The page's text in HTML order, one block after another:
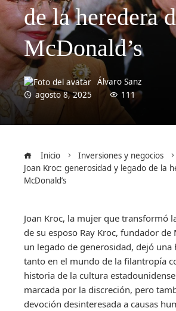
de la heredera
McDonald’s
Álvaro Sanz
agosto 8, 2025
111
Inicio
Inversiones y negocios
Joan Kroc: generosidad y legado de la
McDonald’s
Joan Kroc, la mujer que transformó
de su esposo Ray Kroc, fundador de
un legado de generosidad, dejó una
tanto en el mundo de la filantropía
historia de la cultura
marcada por la discreción, pero
devoción desinteresada a causas